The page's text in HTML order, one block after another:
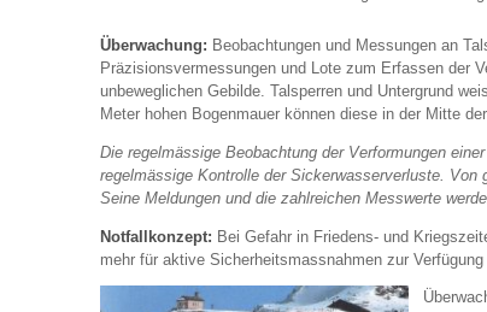
Überwachung: Beobachtungen und Messungen an
Präzisionsvermessungen und Lote zum Erfassen der
unbeweglichen Gebilde. Talsperren und Untergrund
Meter hohen Bogenmauer können diese in der Mitte
Die regelmässige Beobachtung der Verformungen
regelmässige Kontrolle der Sickerwasserverluste.
Seine Meldungen und die zahlreichen Messwerte
NotfaIlkonzept: Bei Gefahr in Friedens- und
mehr für aktive Sicherheitsmassnahmen zur